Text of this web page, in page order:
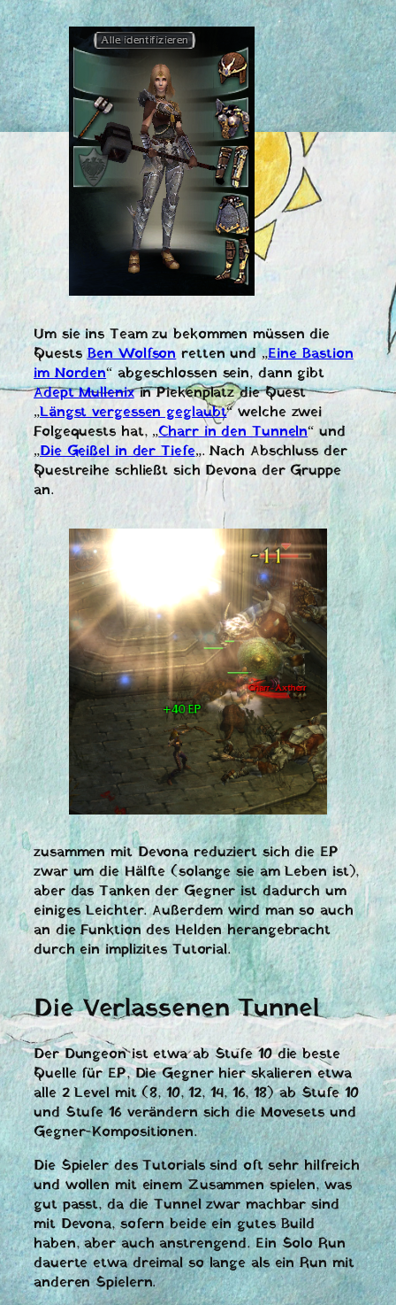
Um sie ins Team zu bekommen müssen die
QuestsBen Wolfsonretten und „Eine Bastion
im Norden“ abgeschlossen sein, dann gibt
Adept Mullenixin Piekenplatz die Quest
„Längst vergessen geglaubt“ welche zwei
Folgequests hat, „Charr in den Tunneln“ und
„Die Geißel in der Tiefe„. Nach Abschluss der
Questreihe schließt sich Devona der Gruppe
an.
zusammen mit Devona reduziert sich die EP
zwar um die Hälfte (solange sie am Leben ist),
aber das Tanken der Gegner ist dadurch um
einiges Leichter. Außerdem wird man so auch
an die Funktion des Helden herangebracht
durch ein implizites Tutorial.
Die Verlassenen Tunnel
Der Dungeon ist etwa ab Stufe 10 die beste
Quelle für EP, Die Gegner hier skalieren etwa
alle 2 Level mit (8, 10, 12, 14, 16, 18) ab Stufe 10
und Stufe 16 verändern sich die Movesets und
Gegner-Kompositionen.
Die Spieler des Tutorials sind oft sehr hilfreich
und wollen mit einem Zusammen spielen, was
gut passt, da die Tunnel zwar machbar sind
mit Devona, sofern beide ein gutes Build
haben, aber auch anstrengend. Ein Solo Run
dauerte etwa dreimal so lange als ein Run mit
anderen Spielern.